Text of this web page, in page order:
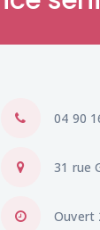
04 90
31 rue
Ouvert